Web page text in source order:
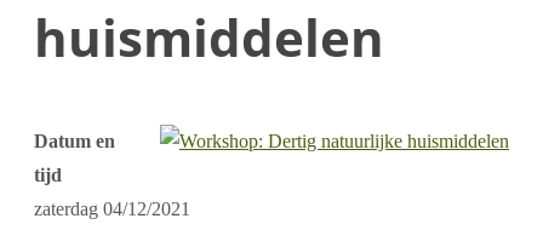
huismiddelen
Datum en
tijd
zaterdag 04/12/2021